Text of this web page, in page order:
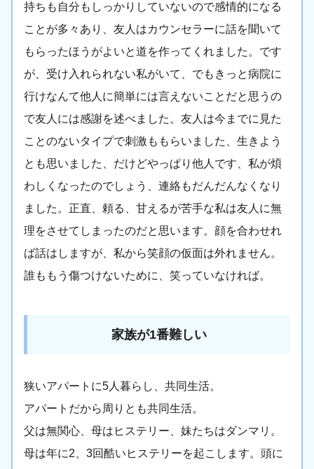
持ちも自分もしっかりしていないので感情的になる
ことが多々あり、友人はカウンセラーに話を聞いて
もらったほうがよいと道を作ってくれました。です
が、受け入れられない私がいて、でもきっと病院に
行けなんて他人に簡単には言えないことだと思うの
で友人には感謝を述べました。友人は今までに見た
ことのないタイプで刺激ももらいました、生きよう
とも思いました、だけどやっぱり他人です、私が煩
わしくなったのでしょう、連絡もだんだんなくなり
ました。正直、頼る、甘えるが苦手な私は友人に無
理をさせてしまったのだと思います。顔を合わせれ
ば話はしますが、私から笑顔の仮面は外れません。
誰ももう傷つけないために、笑っていなければ。
家族が1番難しい
狭いアパートに5人暮らし、共同生活。
アパートだから周りとも共同生活。
父は無関心、母はヒステリー、妹たちはダンマリ。
母は年に2、3回酷いヒステリーを起こします。頭に